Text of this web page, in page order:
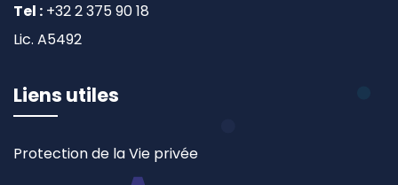
Tel : +32 2 375 90 18
Lic. A5492
Liens utiles
Protection de la Vie privée